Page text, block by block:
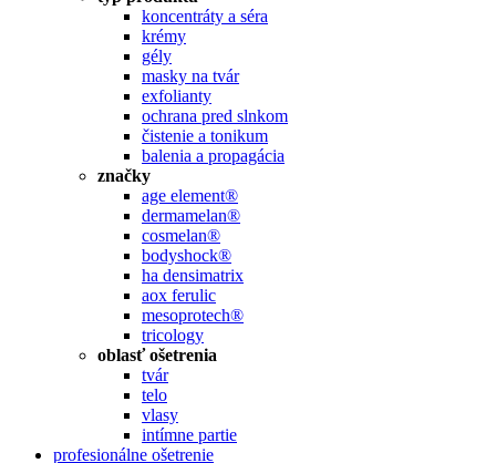
koncentráty a séra
krémy
gély
masky na tvár
exfolianty
ochrana pred slnkom
čistenie a tonikum
balenia a propagácia
značky
age element®
dermamelan®
cosmelan®
bodyshock®
ha densimatrix
aox ferulic
mesoprotech®
tricology
oblasť ošetrenia
tvár
telo
vlasy
intímne partie
profesionálne ošetrenie